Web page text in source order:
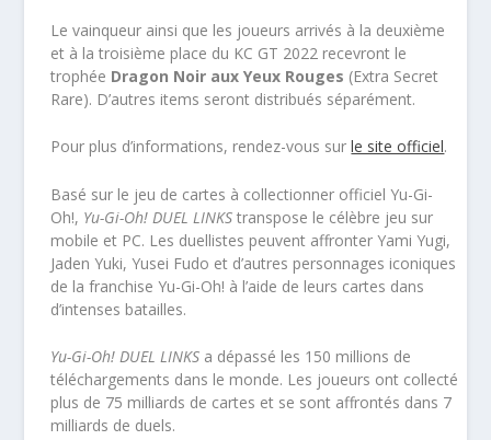
Le vainqueur ainsi que les joueurs arrivés à la deuxième
et à la troisième place du KC GT 2022 recevront le
trophée Dragon Noir aux Yeux Rouges (Extra Secret
Rare). D’autres items seront distribués séparément.
Pour plus d’informations, rendez-vous surle site officiel.
Basé sur le jeu de cartes à collectionner officiel Yu-Gi-
Oh!, Yu-Gi-Oh! DUEL LINKS transpose le célèbre jeu sur
mobile et PC. Les duellistes peuvent affronter Yami Yugi,
Jaden Yuki, Yusei Fudo et d’autres personnages iconiques
de la franchise Yu-Gi-Oh! à l’aide de leurs cartes dans
d’intenses batailles.
Yu-Gi-Oh! DUEL LINKS a dépassé les 150 millions de
téléchargements dans le monde. Les joueurs ont collecté
plus de 75 milliards de cartes et se sont affrontés dans 7
milliards de duels.